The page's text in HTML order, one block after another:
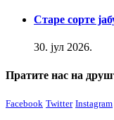
Старе сорте
30. јул 2026.
Пратите нас на
Facebook Twitter Instagram